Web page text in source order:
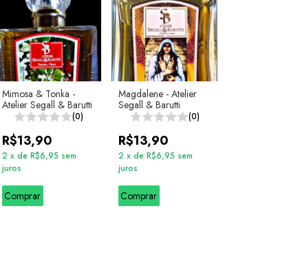
Mimosa & Tonka -
Atelier Segall & Barutti
(0)
R$13,90
2 x de R$6,95 sem
juros
Comprar
Magdalene - Atelier
Segall & Barutti
(0)
R$13,90
2 x de R$6,95 sem
juros
Comprar